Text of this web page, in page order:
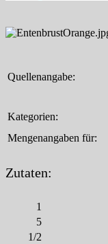
Quellenangabe:
Kategorien:
Mengenangaben für:
Zutaten:
1
5
1/2